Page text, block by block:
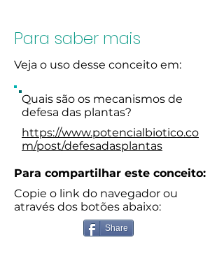
Para saber mais
Veja o uso desse conceito em:
Quais são os mecanismos de
defesa das plantas?
https://www.potencialbiotico.co
m/post/defesadasplantas
Para compartilhar este conceito:
Copie o link do navegador ou
através dos botões abaixo:
Share